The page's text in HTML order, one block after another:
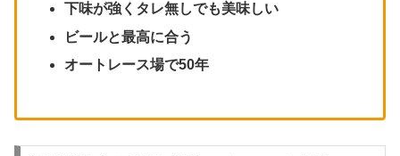
下味が強くタレ無しでも美味しい
ビールと最高に合う
オートレース場で50年